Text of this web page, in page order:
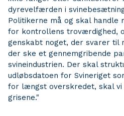
dyrevelfærden i
Politikerne må og skal handle
for kontrollens troværdighed,
genskabt noget, der svarer til
der ske et gennemgribende
svineindustrien. Der skal
udløbsdatoen for Svineriget
for længst overskredet, skal vi
grisene."